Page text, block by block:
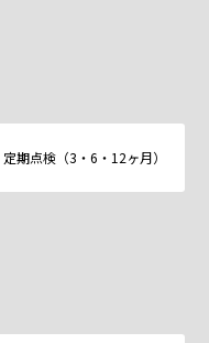
定期点検（3・6・12ヶ月）